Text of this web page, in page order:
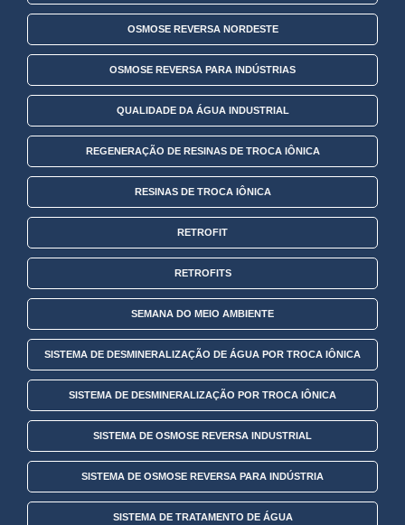
OSMOSE REVERSA NORDESTE
OSMOSE REVERSA PARA INDÚSTRIAS
QUALIDADE DA ÁGUA INDUSTRIAL
REGENERAÇÃO DE RESINAS DE TROCA IÔNICA
RESINAS DE TROCA IÔNICA
RETROFIT
RETROFITS
SEMANA DO MEIO AMBIENTE
SISTEMA DE DESMINERALIZAÇÃO DE ÁGUA POR TROCA IÔNICA
SISTEMA DE DESMINERALIZAÇÃO POR TROCA IÔNICA
SISTEMA DE OSMOSE REVERSA INDUSTRIAL
SISTEMA DE OSMOSE REVERSA PARA INDÚSTRIA
SISTEMA DE TRATAMENTO DE ÁGUA